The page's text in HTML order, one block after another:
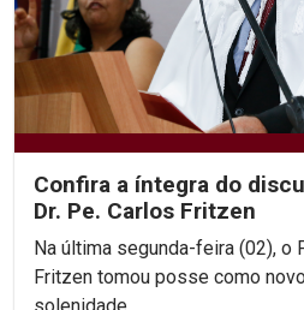
Confira a íntegra do
Dr. Pe. Carlos Fritzen
Na última segunda-feira (02), o
Fritzen tomou posse como
solenidade...